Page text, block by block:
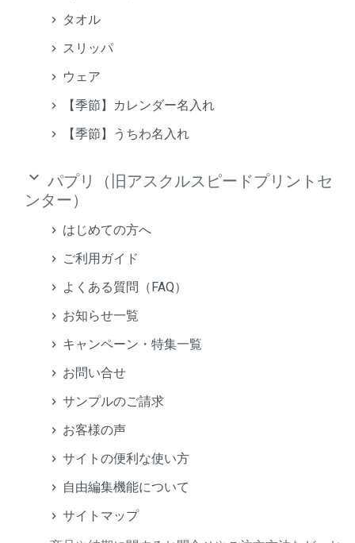
タオル
スリッパ
ウェア
【季節】カレンダー名入れ
【季節】うちわ名入れ
keyboard_arrow_down パプリ（旧アスクルスピードプリントセ
ンター）
はじめての方へ
ご利用ガイド
よくある質問（FAQ）
お知らせ一覧
キャンペーン・特集一覧
お問い合せ
サンプルのご請求
お客様の声
サイトの便利な使い方
自由編集機能について
サイトマップ